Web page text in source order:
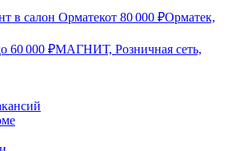
в салон Орматекот 80 000 ₽Орматек,
60 000 ₽МАГНИТ, Розничная сеть,